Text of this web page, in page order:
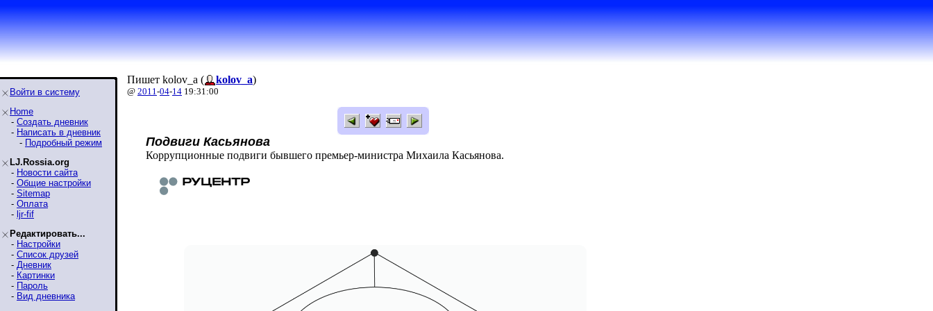
Войти в систему
Home
- Создать дневник
- Написать в дневник
- Подробный режим
LJ.Rossia.org
- Новости сайта
- Общие настройки
- Sitemap
- Оплата
- ljr-fif
Редактировать...
- Настройки
- Список друзей
- Дневник
- Картинки
- Пароль
- Вид дневника
Пишет kolov_a ( kolov_a)
@ 2011-04-14 19:31:00
Подвиги Касьянова
Коррупционные подвиги бывшего премьер-министра Михаила Касьянова.